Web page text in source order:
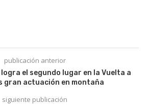
publicación anterior
el segundo lugar en la Vuelta a
gran actuación en montaña
siguiente publicación